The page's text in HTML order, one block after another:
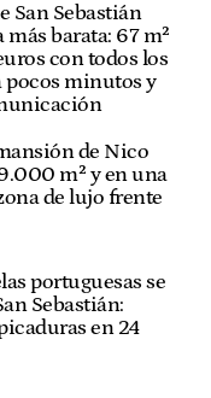
San Sebastián
más barata: 67 m²
con todos los
pocos minutos y
de Nico
m² y en una
de lujo frente
portuguesas se
Sebastián:
en 24